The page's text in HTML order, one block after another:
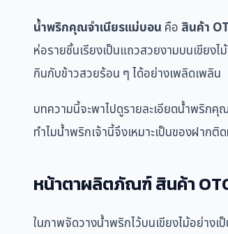
น้ำพริกคุณจำเนียรแม่บอน คือ สินค้า
ห่อรายชิ้นเรียงเป็นแถวสวยงามบนเขียง
กินกับข้าวสวยร้อน ๆ ได้อย่างเพลิดเพลิน
บทความนี้จะพาไปดูรายละเอียดน้ำพริก
ทำไมน้ำพริกเจ้านี้จึงเหมาะเป็นของฝากติ
หน้าตาผลิตภัณฑ์ สินค้า
ในภาพจัดวางน้ำพริกไว้บนเขียงไม้อย่าง